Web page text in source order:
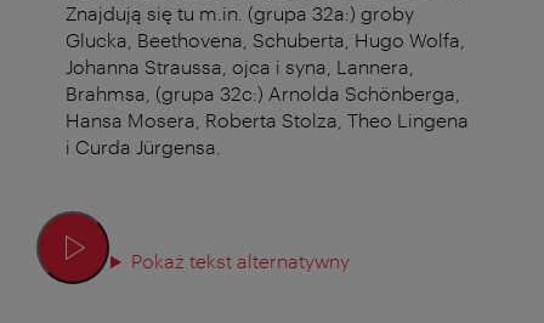
Znajdują się tu m.in. (grupa 32a:) groby
Glucka, Beethovena, Schuberta, Hugo Wolfa,
Johanna Straussa, ojca i syna, Lannera,
Brahmsa, (grupa 32c:) Arnolda Schönberga,
Hansa Mosera, Roberta Stolza, Theo Lingena
i Curda Jürgensa.
Pokaż tekst alternatywny